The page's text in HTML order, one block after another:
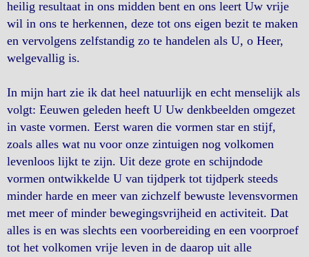
heilig resultaat in ons midden bent en ons leert Uw vrije
wil in ons te herkennen, deze tot ons eigen bezit te maken
en vervolgens zelfstandig zo te handelen als U, o Heer,
welgevallig is.
In mijn hart zie ik dat heel natuurlijk en echt menselijk als
volgt: Eeuwen geleden heeft U Uw denkbeelden omgezet
in vaste vormen. Eerst waren die vormen star en stijf,
zoals alles wat nu voor onze zintuigen nog volkomen
levenloos lijkt te zijn. Uit deze grote en schijndode
vormen ontwikkelde U van tijdperk tot tijdperk steeds
minder harde en meer van zichzelf bewuste levensvormen
met meer of minder bewegingsvrijheid en activiteit. Dat
alles is en was slechts een voorbereiding en een voorproef
tot het volkomen vrije leven in de daarop uit alle